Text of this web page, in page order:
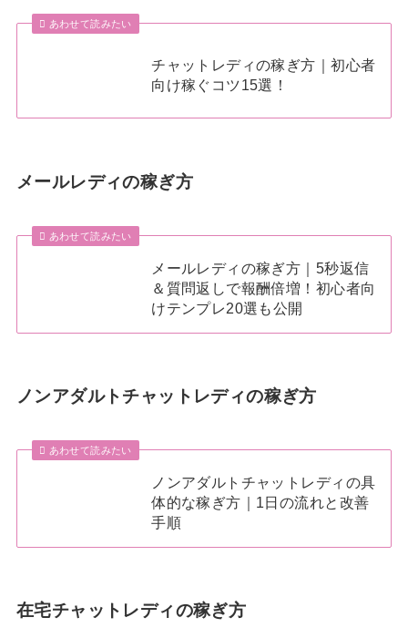
あわせて読みたい
チャットレディの稼ぎ方｜初心者
向け稼ぐコツ15選！
メールレディの稼ぎ方
あわせて読みたい
メールレディの稼ぎ方｜5秒返信
＆質問返しで報酬倍増！初心者向
けテンプレ20選も公開
ノンアダルトチャットレディの稼ぎ方
あわせて読みたい
ノンアダルトチャットレディの具
体的な稼ぎ方｜1日の流れと改善
手順
在宅チャットレディの稼ぎ方